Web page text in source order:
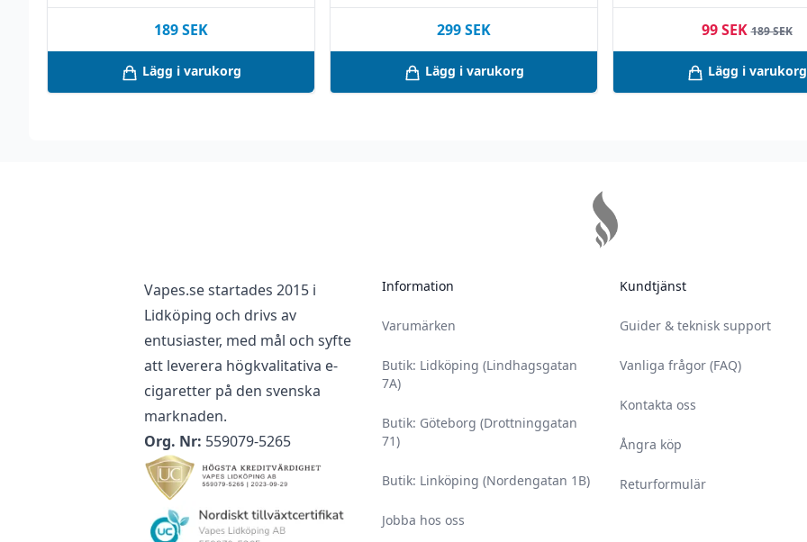
189SEK
Lägg i varukorg
299SEK
Lägg i varukorg
99 SEK 189 SEK
Lägg i varukorg
Vapes.se startades 2015 i
Lidköping och drivs av
entusiaster, med mål och syfte
att leverera högkvalitativa e-
cigaretter på den svenska
marknaden.
Org. Nr: 559079-5265
Information
Varumärken
Butik: Lidköping (Lindhagsgatan
7A)
Butik: Göteborg (Drottninggatan
71)
Butik: Linköping (Nordengatan 1B)
Jobba hos oss
Kundtjänst
Guider & teknisk support
Vanliga frågor (FAQ)
Kontakta oss
Ångra köp
Returformulär